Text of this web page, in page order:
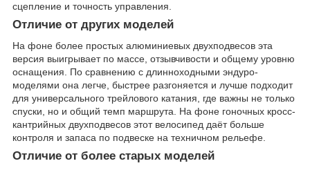
сцепление и точность управления.
Отличие от других моделей
На фоне более простых алюминиевых двухподвесов эта
версия выигрывает по массе, отзывчивости и общему уровню
оснащения. По сравнению с длинноходными эндуро-
моделями она легче, быстрее разгоняется и лучше подходит
для универсального трейлового катания, где важны не только
спуски, но и общий темп маршрута. На фоне гоночных кросс-
кантрийных двухподвесов этот велосипед даёт больше
контроля и запаса по подвеске на техничном рельефе.
Отличие от более старых моделей